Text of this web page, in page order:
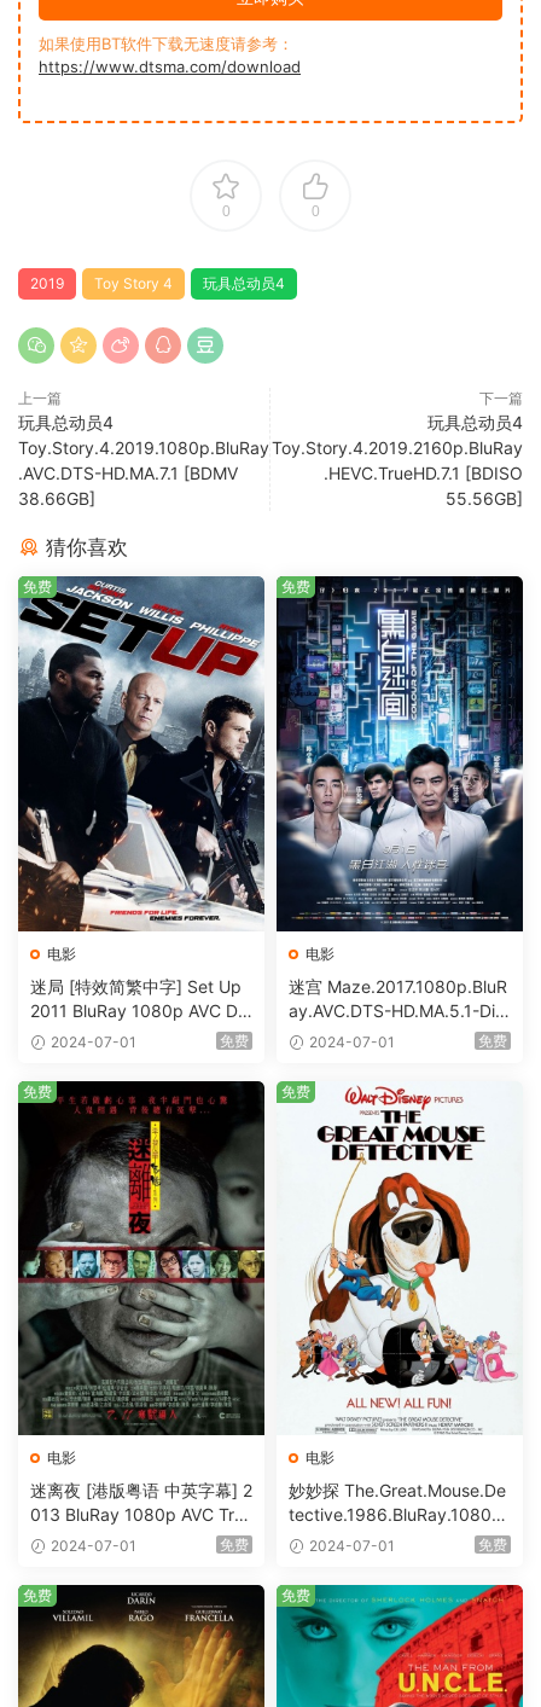
如果使用BT软件下载无速度请参考：
https://www.dtsma.com/download
0 0
2019 Toy Story 4 玩具总动员4
上一篇
玩具总动员4
Toy.Story.4.2019.1080p.BluRay
.AVC.DTS-HD.MA.7.1 [BDMV
38.66GB]
下一篇
玩具总动员4
Toy.Story.4.2019.2160p.BluRay
.HEVC.TrueHD.7.1 [BDISO
55.56GB]
猜你喜欢
电影
迷局 [特效简繁中字] Set Up
2011 BluRay 1080p AVC DT
S-HD MA5.1-shhaclm@CHD
2024-07-01 免费
免费
电影
迷宫 Maze.2017.1080p.BluR
ay.AVC.DTS-HD.MA.5.1-DiY
@HDHome [BDISO 19.7GB]
2024-07-01 免费
免费
电影
迷离夜 [港版粤语 中英字幕] 2
013 BluRay 1080p AVC Tru
eHD5.1 [BDISO 22.64GB]
2024-07-01 免费
免费
电影
妙妙探 The.Great.Mouse.De
tective.1986.BluRay.1080p.
AVC.DTS-HD.MA.5.1-HDHo
2024-07-01 免费
免费
免费 免费